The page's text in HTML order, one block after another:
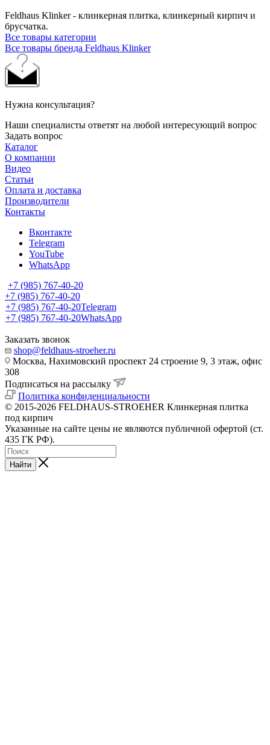
Feldhaus Klinker - клинкерная плитка, клинкерный кирпич и
брусчатка.
Все товары категории
Все товары бренда Feldhaus Klinker
Нужна консультация?
Наши специалисты ответят на любой интересующий вопрос
Задать вопрос
Каталог
О компании
Видео
Статьи
Оплата и доставка
Производители
Контакты
Вконтакте
Telegram
YouTube
WhatsApp
+7 (985) 767-40-20
+7 (985) 767-40-20
+7 (985) 767-40-20Telegram
+7 (985) 767-40-20WhatsApp
Заказать звонок
shop@feldhaus-stroeher.ru
Москва, Нахимовский проспект 24 строение 9, 3 этаж, офис
308
Подписаться на рассылку
Политика конфиденциальности
© 2015-2026 FELDHAUS-STROEHER Клинкерная плитка
под кирпич
Указанные на сайте цены не являются публичной офертой (ст.
435 ГК РФ).
Найти